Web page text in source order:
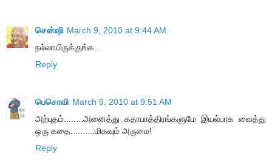
சென்ஷி March 9, 2010 at 9:44 AM
நல்லாயிருக்குங்க..
Reply
பெசொவி March 9, 2010 at 9:51 AM
அற்புதம்........அனைத்து கதாபாத்திரங்களுமே இயல்பாக வைத்து
ஒரு கதை..........மிகவும் அருமை!
Reply